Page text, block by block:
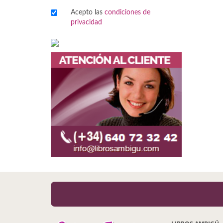
Acepto las condiciones de
privacidad